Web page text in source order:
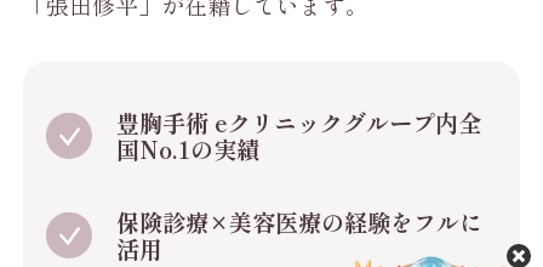
豊胸手術 eクリニックグループ内全
国No.1の実績
保険診療×美容医療の経験をフルに
活用